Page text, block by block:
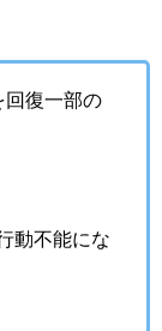
回復一部の
動不能にな